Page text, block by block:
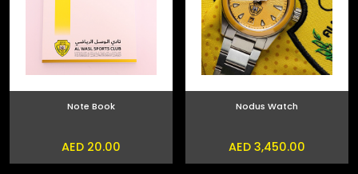
Nodus Watch
AED 3,450.00
Note Book
AED 20.00